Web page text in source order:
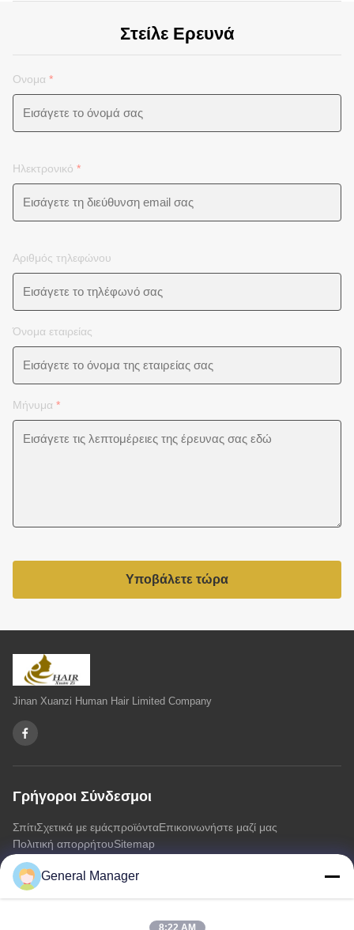
Στείλε Ερευνά
Ονομα *
Ηλεκτρονικό *
Αριθμός τηλεφώνου
Όνομα εταιρείας
Μήνυμα *
Υποβάλετε τώρα
Jinan Xuanzi Human Hair Limited Company
Γρήγοροι Σύνδεσμοι
ΣπίτιΣχετικά με εμάςπροϊόνταΕπικοινωνήστε μαζί μας
Πολιτική απορρήτουSitemap
Επικοινωνήστε μαζί μας
General Manager
8:22 AM